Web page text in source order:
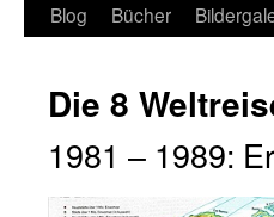
Blog Bücher
Die 8
1981 – 1989: